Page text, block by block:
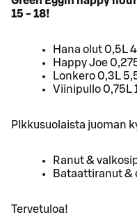
15 - 18!
Hana olut 0,5L
Happy Joe
Lonkero 0,3L
Viinipullo 0,75L
PIkkusuolaista juoman
Ranut &
Bataattiranut &
Tervetuloa!